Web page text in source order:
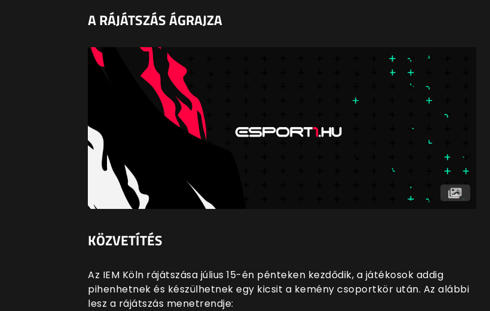
A RÁJÁTSZÁS ÁGRAJZA
KÖZVETÍTÉS
Az IEM Köln rájátszása július 15-én pénteken kezdődik, a játékosok addig
pihenhetnek és készülhetnek egy kicsit a kemény csoportkör után. Az alábbi
lesz a rájátszás menetrendje: